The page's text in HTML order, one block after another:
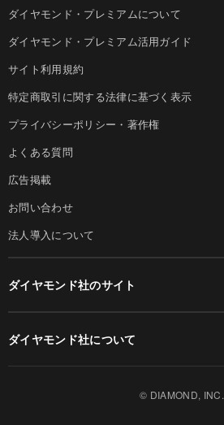
ダイヤモンド・プレミアムについて
ダイヤモンド・プレミアム活用ガイド
サイト利用規約
特定商取引に関する法律に基づく表示
プライバシーポリシー・著作権
よくある質問
広告掲載
お問い合わせ
法人導入について
ダイヤモンド社のサイト
ダイヤモンド社について
© DIAMOND, INC.